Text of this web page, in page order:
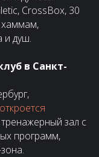
CrossBox, 30
хаммам,
и душ.
в Санкт-
откроется
зал с
программ,